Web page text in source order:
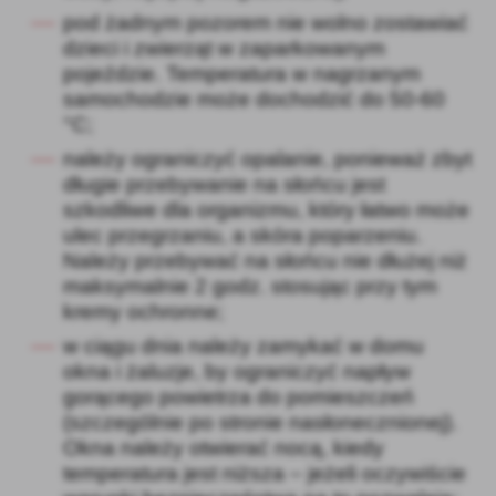
Firmy te działają w charakterze pośredników prezentujących nasze
treści w postaci wiadomości, ofert, komunikatów mediów
społecznościowych.
pod żadnym pozorem nie wolno zostawiać
dzieci i zwierząt w zaparkowanym
pojeździe. Temperatura w nagrzanym
samochodzie może dochodzić do 50-60
°C;
należy ograniczyć opalanie, ponieważ zbyt
długie przebywanie na słońcu jest
szkodliwe dla organizmu, który łatwo może
ulec przegrzaniu, a skóra poparzeniu.
Należy przebywać na słońcu nie dłużej niż
maksymalnie 2 godz. stosując przy tym
kremy ochronne;
w ciągu dnia należy zamykać w domu
okna i żaluzje, by ograniczyć napływ
gorącego powietrza do pomieszczeń
(szczególnie po stronie nasłonecznionej).
Okna należy otwierać nocą, kiedy
temperatura jest niższa – jeżeli oczywiście